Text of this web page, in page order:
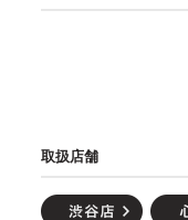
取扱店舗